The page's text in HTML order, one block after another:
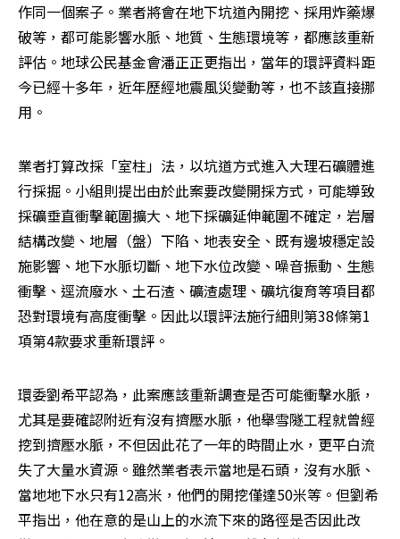
作同一個案子。業者將會在地下坑道內開挖、採用炸藥爆
破等，都可能影響水脈、地質、生態環境等，都應該重新
評估。地球公民基金會潘正正更指出，當年的環評資料距
今已經十多年，近年歷經地震風災變動等，也不該直接挪
用。
業者打算改採「室柱」法，以坑道方式進入大理石礦體進
行採掘。小組則提出由於此案要改變開採方式，可能導致
採礦垂直衝擊範圍擴大、地下採礦延伸範圍不確定，岩層
結構改變、地層（盤）下陷、地表安全、既有邊坡穩定設
施影響、地下水脈切斷、地下水位改變、噪音振動、生態
衝擊、逕流廢水、土石渣、礦渣處理、礦坑復育等項目都
恐對環境有高度衝擊。因此以環評法施行細則第38條第1
項第4款要求重新環評。
環委劉希平認為，此案應該重新調查是否可能衝擊水脈，
尤其是要確認附近有沒有擠壓水脈，他舉雪隧工程就曾經
挖到擠壓水脈，不但因此花了一年的時間止水，更平白流
失了大量水資源。雖然業者表示當地是石頭，沒有水脈、
當地地下水只有12高米，他們的開挖僅達50米等。但劉希
平指出，他在意的是山上的水流下來的路徑是否因此改